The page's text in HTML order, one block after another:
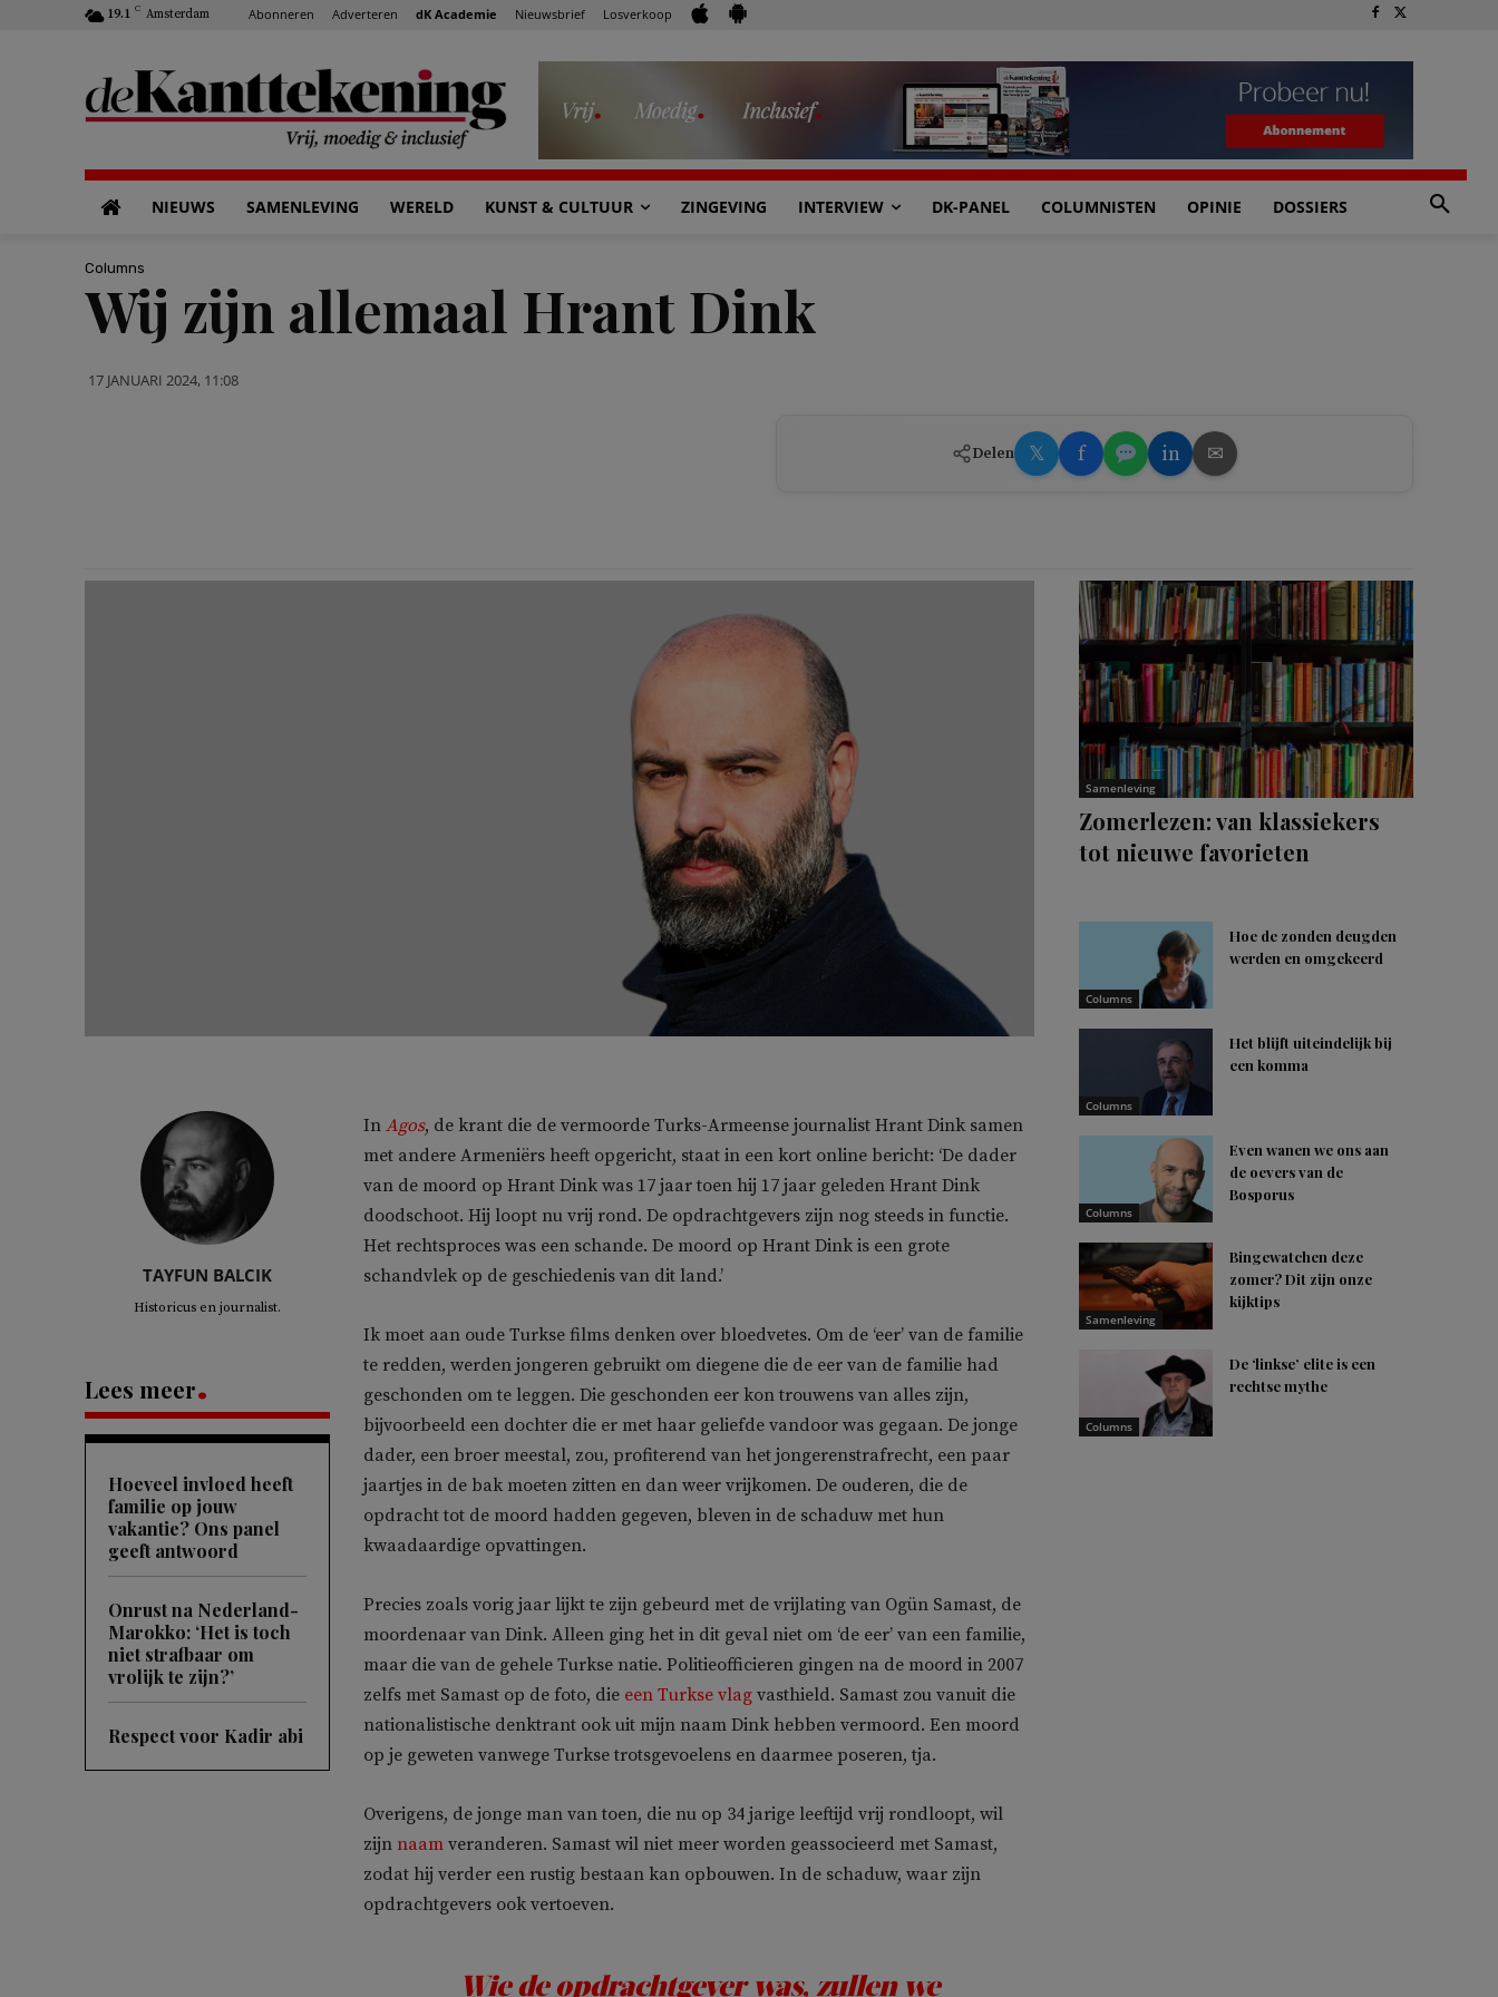
19.1 C Amsterdam Abonneren Adverteren dK Academie Nieuwsbrief Losverkoop
NIEUWS SAMENLEVING WERELD KUNST & CULTUUR ZINGEVING INTERVIEW DK-PANEL COLUMNISTEN OPINIE DOSSIERS
Columns
Wij zijn allemaal Hrant Dink
17 JANUARI 2024, 11:08
Delen 𝕏 f in ✉
TAYFUN BALCIK
Historicus en journalist.
Lees meer
Hoeveel invloed heeft
familie op jouw
vakantie? Ons panel
geeft antwoord
Onrust na Nederland-
Marokko: ‘Het is toch
niet strafbaar om
vrolijk te zijn?’
Respect voor Kadir abi
In Agos, de krant die de vermoorde Turks-Armeense journalist Hrant Dink samen
met andere Armeniërs heeft opgericht, staat in een kort online bericht: ‘De dader
van de moord op Hrant Dink was 17 jaar toen hij 17 jaar geleden Hrant Dink
doodschoot. Hij loopt nu vrij rond. De opdrachtgevers zijn nog steeds in functie.
Het rechtsproces was een schande. De moord op Hrant Dink is een grote
schandvlek op de geschiedenis van dit land.’
Ik moet aan oude Turkse films denken over bloedvetes. Om de ‘eer’ van de familie
te redden, werden jongeren gebruikt om diegene die de eer van de familie had
geschonden om te leggen. Die geschonden eer kon trouwens van alles zijn,
bijvoorbeeld een dochter die er met haar geliefde vandoor was gegaan. De jonge
dader, een broer meestal, zou, profiterend van het jongerenstrafrecht, een paar
jaartjes in de bak moeten zitten en dan weer vrijkomen. De ouderen, die de
opdracht tot de moord hadden gegeven, bleven in de schaduw met hun
kwaadaardige opvattingen.
Precies zoals vorig jaar lijkt te zijn gebeurd met de vrijlating van Ogün Samast, de
moordenaar van Dink. Alleen ging het in dit geval niet om ‘de eer’ van een familie,
maar die van de gehele Turkse natie. Politieofficieren gingen na de moord in 2007
zelfs met Samast op de foto, die een Turkse vlag vasthield. Samast zou vanuit die
nationalistische denktrant ook uit mijn naam Dink hebben vermoord. Een moord
op je geweten vanwege Turkse trotsgevoelens en daarmee poseren, tja.
Overigens, de jonge man van toen, die nu op 34 jarige leeftijd vrij rondloopt, wil
zijn naam veranderen. Samast wil niet meer worden geassocieerd met Samast,
zodat hij verder een rustig bestaan kan opbouwen. In de schaduw, waar zijn
opdrachtgevers ook vertoeven.
Wie de opdrachtgever was, zullen we
Samenleving
Zomerlezen: van klassiekers
tot nieuwe favorieten
Columns
Hoe de zonden deugden
werden en omgekeerd
Columns
Het blijft uiteindelijk bij
een komma
Columns
Even wanen we ons aan
de oevers van de
Bosporus
Samenleving
Bingewatchen deze
zomer? Dit zijn onze
kijktips
Columns
De ‘linkse’ elite is een
rechtse mythe